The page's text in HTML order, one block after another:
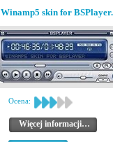
Winamp5 skin for
Ocena:
Więcej informacji…